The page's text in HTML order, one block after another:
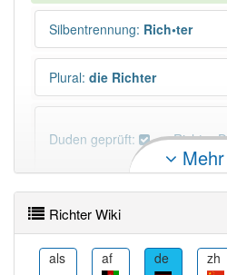
Silbentrennung: Rich•ter
Plural: die Richter
Duden geprüft: Richter
PowerIndex:3 753
Mehr
Richter Wiki
als af de zh